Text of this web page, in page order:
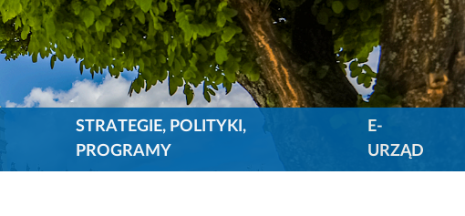
STRATEGIE, POLITYKI,
PROGRAMY
E-
URZĄD